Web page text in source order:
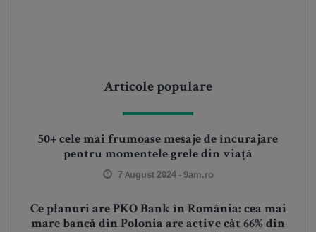
Articole populare
50+ cele mai frumoase mesaje de încurajare
pentru momentele grele din viață
7 August 2024 -9am.ro
Ce planuri are PKO Bank în România: cea mai
mare bancă din Polonia are active cât 66% din